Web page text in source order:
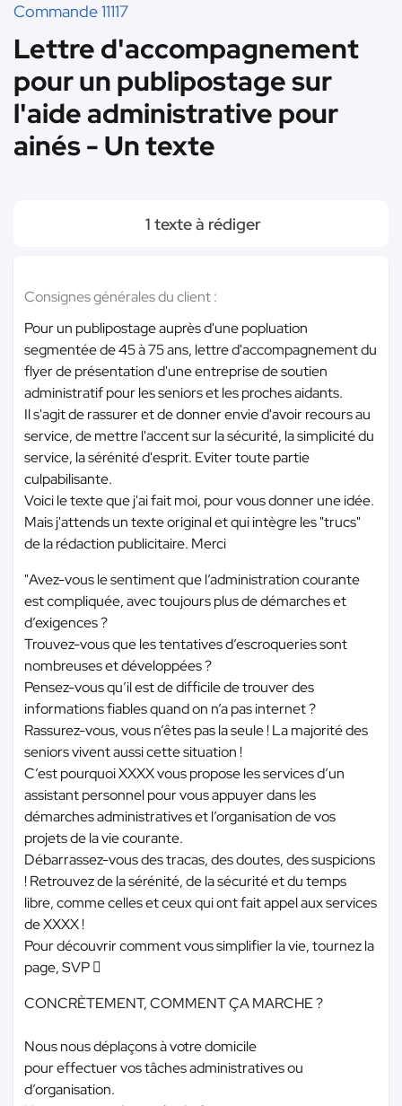
Commande 11117
Lettre d'accompagnement
pour un publipostage sur
l'aide administrative pour
ainés - Un texte
1 texte à rédiger
Consignes générales du client :
Pour un publipostage auprès d'une popluation
segmentée de 45 à 75 ans, lettre d'accompagnement du
flyer de présentation d'une entreprise de soutien
administratif pour les seniors et les proches aidants.
Il s'agit de rassurer et de donner envie d'avoir recours au
service, de mettre l'accent sur la sécurité, la simplicité du
service, la sérénité d'esprit. Eviter toute partie
culpabilisante.
Voici le texte que j'ai fait moi, pour vous donner une idée.
Mais j'attends un texte original et qui intègre les "trucs"
de la rédaction publicitaire. Merci
"Avez-vous le sentiment que l’administration courante
est compliquée, avec toujours plus de démarches et
d’exigences ?
Trouvez-vous que les tentatives d’escroqueries sont
nombreuses et développées ?
Pensez-vous qu’il est de difficile de trouver des
informations fiables quand on n’a pas internet ?
Rassurez-vous, vous n’êtes pas la seule ! La majorité des
seniors vivent aussi cette situation !
C’est pourquoi XXXX vous propose les services d’un
assistant personnel pour vous appuyer dans les
démarches administratives et l’organisation de vos
projets de la vie courante.
Débarrassez-vous des tracas, des doutes, des suspicions
! Retrouvez de la sérénité, de la sécurité et du temps
libre, comme celles et ceux qui ont fait appel aux services
de XXXX !
Pour découvrir comment vous simplifier la vie, tournez la
page, SVP 
CONCRÈTEMENT, COMMENT ÇA MARCHE ?
Nous nous déplaçons à votre domicile
pour effectuer vos tâches administratives ou
d’organisation.